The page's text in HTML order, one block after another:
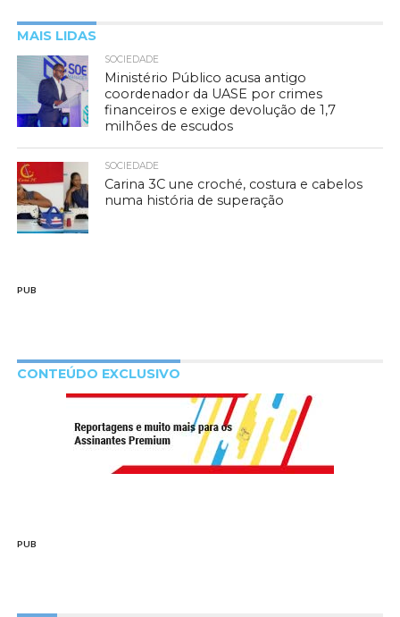
MAIS LIDAS
SOCIEDADE
Ministério Público acusa antigo
coordenador da UASE por crimes
financeiros e exige devolução de 1,7
milhões de escudos
SOCIEDADE
Carina 3C une croché, costura e cabelos
numa história de superação
PUB
CONTEÚDO EXCLUSIVO
PUB